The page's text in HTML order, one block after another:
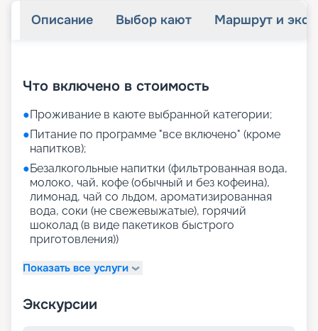
Описание Выбор кают Маршрут и
Что включено в стоимость
●Проживание в каюте выбранной категории;
●Питание по программе "все включено" (кроме
напитков);
●Безалкогольные напитки (фильтрованная вода,
молоко, чай, кофе (обычный и без кофеина),
лимонад, чай со льдом, ароматизированная
вода, соки (не свежевыжатые), горячий
шоколад (в виде пакетиков быстрого
приготовления))
Показать все услуги
Экскурсии